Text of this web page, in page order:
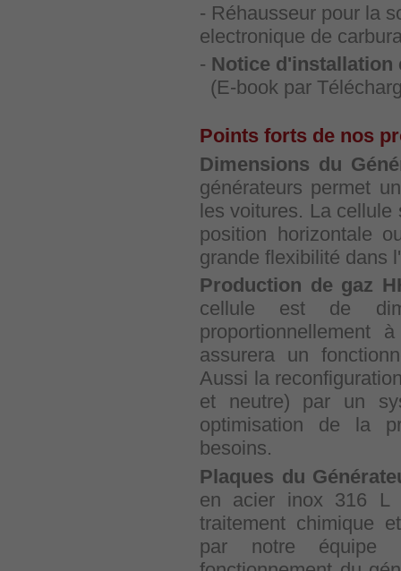
- Réhausseur pour la
electronique de
- Notice d'installation
(E-book par
Points forts de nos
Dimensions du
générateurs permet
les voitures. La
position horizontale
grande flexibilité dans
Production de gaz
cellule est de
assurera un
Aussi la
et neutre) par un
optimisation de la
besoins.
Plaques du
en acier inox 316 L
traitement chimique
par notre